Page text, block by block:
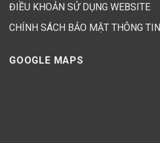
ĐIỀU KHOẢN SỬ DỤNG WEBSITE
CHÍNH SÁCH BẢO MẬT THÔNG TIN
GOOGLE MAPS